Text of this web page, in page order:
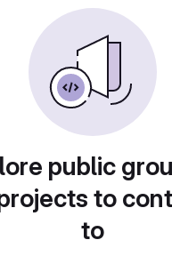
public
to
to